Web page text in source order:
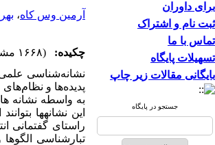
برای داوران
ثبت نام و اشتراک
تماس با ما
تسهیلات پایگاه
بایگانی مقالات زیر چاپ
جستجو در پایگاه
آرمین وس کاه،
چکیده:
(۱۶۶۸ مشاهده)
نشانه‌شناسی علمی
پدیده‌ها و
به واسطه نشانه
این نشانه­ها
راستای گفتمانی